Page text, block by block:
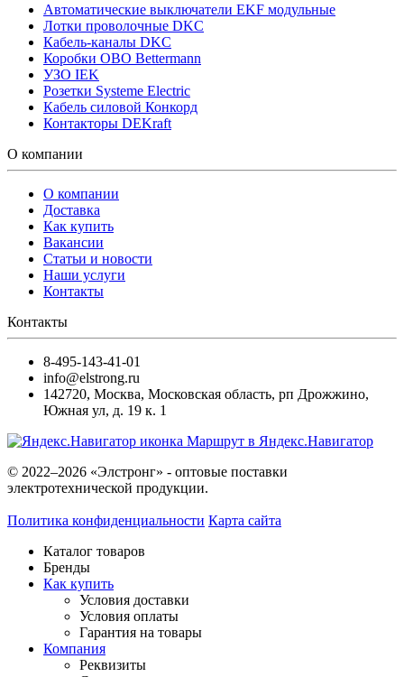
Автоматические выключатели EKF модульные
Лотки проволочные DKC
Кабель-каналы DKC
Коробки OBO Bettermann
УЗО IEK
Розетки Systeme Electric
Кабель силовой Конкорд
Контакторы DEKraft
О компании
О компании
Доставка
Как купить
Вакансии
Статьи и новости
Наши услуги
Контакты
Контакты
8-495-143-41-01
info@elstrong.ru
142720, Москва, Московская область, рп Дрожжино,
Южная ул, д. 19 к. 1
Маршрут в Яндекс.Навигатор
© 2022–2026 «Элстронг» - оптовые поставки
электротехнической продукции.
Политика конфиденциальности Карта сайта
Каталог товаров
Бренды
Как купить
Условия доставки
Условия оплаты
Гарантия на товары
Компания
Реквизиты